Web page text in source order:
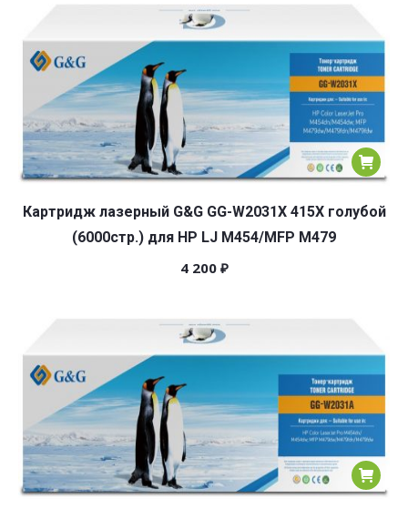
Картридж лазерный G&G GG-W2031X 415X голубой
(6000стр.) для HP LJ M454/MFP M479
4 200 ₽